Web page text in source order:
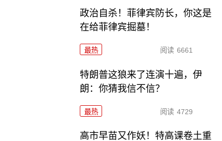
政治自杀！菲律宾防长，你这是
在给菲律宾掘墓！
最热 阅读 6661
特朗普这狼来了连演十遍，伊
朗：你猜我信不信？
最热 阅读 4729
高市早苗又作妖！特高课卷土重